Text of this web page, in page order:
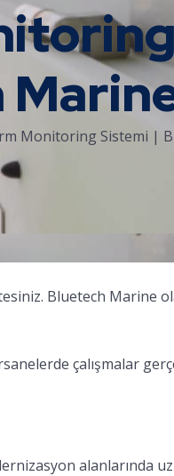
Monitoring Sistemi |
Bluetech Marine
çalışmalar
alanlarında